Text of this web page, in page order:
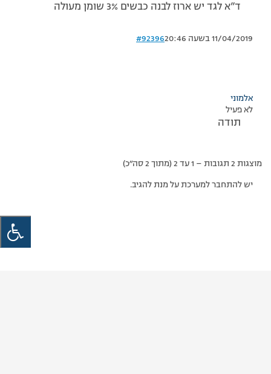
ד”א לגד יש ארוז לבנה כבשים 3% שומן מעולה
11/04/2019 בשעה 20:46 #92396
אלמוני
לא פעיל
תודה
מוצגות 2 תגובות – 1 עד 2 (מתוך 2 סה״כ)
יש להתחבר למערכת על מנת להגיב.